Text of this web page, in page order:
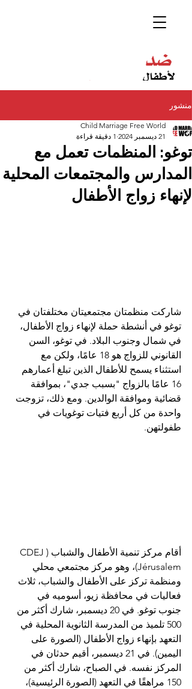
منشور
توغو: المنظمات تعمل مع
المدارس والمجتمعات المحلية
لإنهاء زواج الأطفال
Child Marriage Free World
21 ديسمبر 2024
1 دقيقة قراءة
شاركت منظمتان مجتمعيتان مختلفتان في
توغو في أنشطة حملة لإنهاء زواج الأطفال،
في شمال وجنوب البلاد. في توغو، السن
القانوني للزواج هو 18 عامًا، ولكن مع
استثناء يسمح للأطفال الذين تبلغ أعمارهم
16 عامًا بالزواج "بسبب جدي"، بموافقة
قضائية وموافقة الوالدين. ومع ذلك، تزوجت
واحدة من كل أربع فتيات توغويات في
طفولتهن.
أقام مركز تنمية الأطفال والشباب (CDEJ
Jérusalem)، وهو مركز مجتمعي محلي
ومنظمة تركز على الأطفال والشباب، ثلاث
فعاليات في محافظة زيو، أسوميه في
جنوب توغو. في 20 ديسمبر، شارك أكثر من
500 تلميذ من المدرسة الثانوية المحلية في
التعهد بإنهاء زواج الأطفال (الصورة على
اليمين). في 21 ديسمبر، أقيم حدثان في
المركز نفسه. في الصباح، شارك أكثر من
150 مراهقًا في التعهد (الصورة الرئيسية)،